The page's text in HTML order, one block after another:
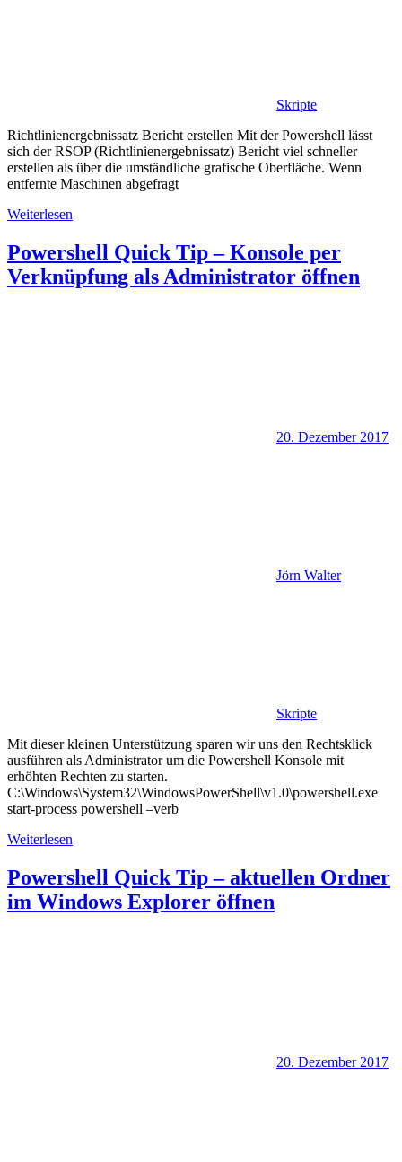
Skripte
Richtlinienergebnissatz Bericht erstellen Mit der Powershell lässt
sich der RSOP (Richtlinienergebnissatz) Bericht viel schneller
erstellen als über die umständliche grafische Oberfläche. Wenn
entfernte Maschinen abgefragt
Weiterlesen
Powershell Quick Tip – Konsole per
Verknüpfung als Administrator öffnen
20. Dezember 2017
Jörn Walter
Skripte
Mit dieser kleinen Unterstützung sparen wir uns den Rechtsklick
ausführen als Administrator um die Powershell Konsole mit
erhöhten Rechten zu starten.
C:\Windows\System32\WindowsPowerShell\v1.0\powershell.exe
start-process powershell –verb
Weiterlesen
Powershell Quick Tip – aktuellen Ordner
im Windows Explorer öffnen
20. Dezember 2017